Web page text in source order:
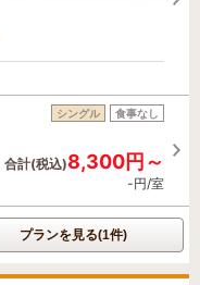
シングル 食事なし
合計(税込)8,300円～
-円/室
プランを見る(1件)